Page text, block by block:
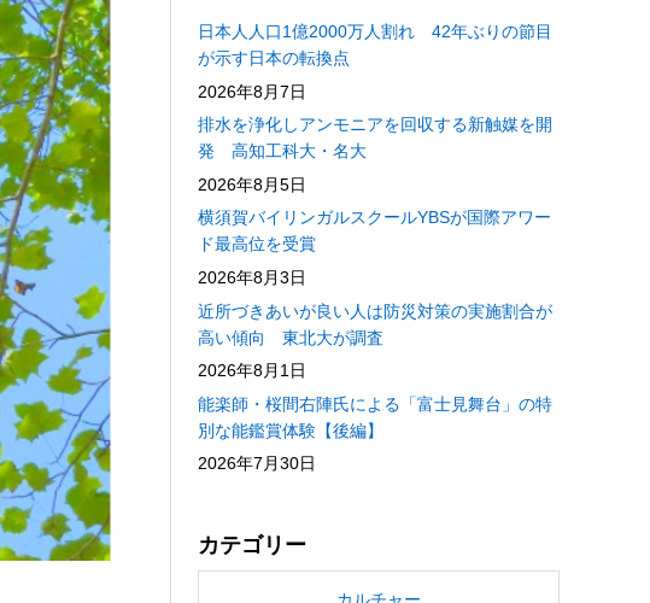
日本人人口1億2000万人割れ 42年ぶりの節目
が示す日本の転換点
2026年8月7日
排水を浄化しアンモニアを回収する新触媒を開
発 高知工科大・名大
2026年8月5日
横須賀バイリンガルスクールYBSが国際アワー
ド最高位を受賞
2026年8月3日
近所づきあいが良い人は防災対策の実施割合が
高い傾向 東北大が調査
2026年8月1日
能楽師・桜間右陣氏による「富士見舞台」の特
別な能鑑賞体験【後編】
2026年7月30日
カテゴリー